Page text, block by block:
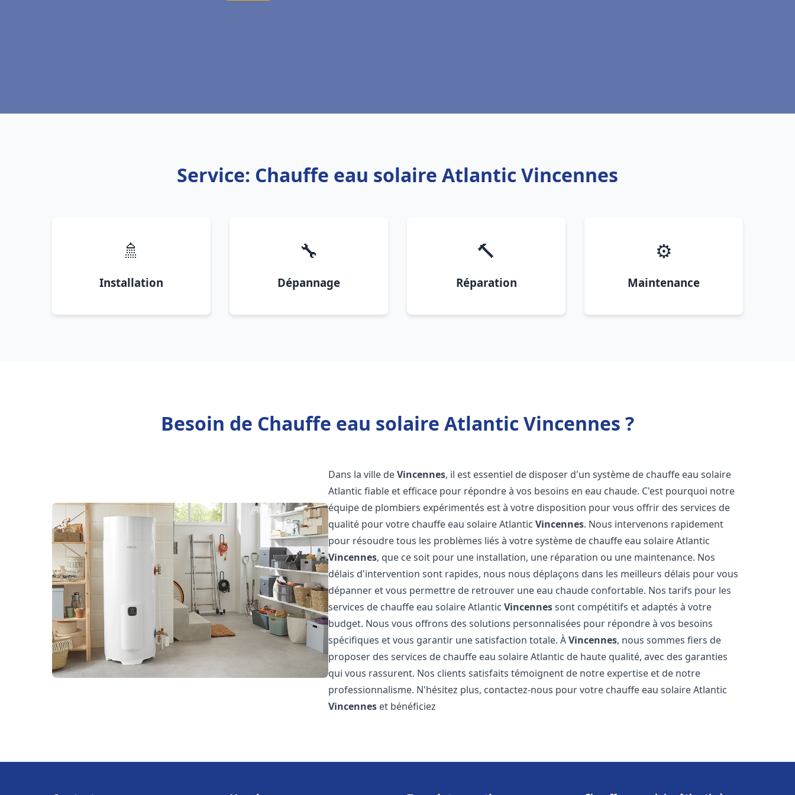
Service: Chauffe eau solaire Atlantic Vincennes
🚿
Installation
🔧
Dépannage
🔨
Réparation
⚙️
Maintenance
Besoin de Chauffe eau solaire Atlantic Vincennes ?
Dans la ville deVincennes, il est essentiel de disposer d'un système de chauffe eau solaire
Atlantic fiable et efficace pour répondre à vos besoins en eau chaude. C'est pourquoi notre
équipe de plombiers expérimentés est à votre disposition pour vous offrir des services de
qualité pour votre chauffe eau solaire AtlanticVincennes. Nous intervenons rapidement
pour résoudre tous les problèmes liés à votre système de chauffe eau solaire Atlantic
Vincennes, que ce soit pour une installation, une réparation ou une maintenance. Nos
délais d'intervention sont rapides, nous nous déplaçons dans les meilleurs délais pour vous
dépanner et vous permettre de retrouver une eau chaude confortable. Nos tarifs pour les
services de chauffe eau solaire AtlanticVincennessont compétitifs et adaptés à votre
budget. Nous vous offrons des solutions personnalisées pour répondre à vos besoins
spécifiques et vous garantir une satisfaction totale. ÀVincennes, nous sommes fiers de
proposer des services de chauffe eau solaire Atlantic de haute qualité, avec des garanties
qui vous rassurent. Nos clients satisfaits témoignent de notre expertise et de notre
professionnalisme. N'hésitez plus, contactez-nous pour votre chauffe eau solaire Atlantic
Vincennes et bénéficiez